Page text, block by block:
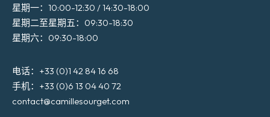
星期一：10:00-12:30 / 14:30-18:00
星期二至星期五：09:30-18:30
星期六：09:30-18:00
电话：+33 (0)1 42 84 16 68
手机：+33 (0)6 13 04 40 72
contact@camillesourget.com